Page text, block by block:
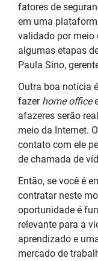
fatores de
em uma
validado por meio
algumas etapas
Paula Sino,
Outra boa notícia
fazer home office
afazeres serão
meio da Internet.
contato com ele
de chamada de
Então, se você é
contratar neste
oportunidade é
relevante para a
aprendizado e
mercado de